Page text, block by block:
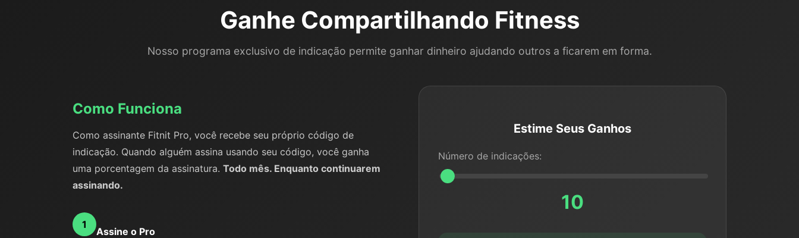
Ganhe Compartilhando Fitness
Nosso programa exclusivo de indicação permite ganhar dinheiro ajudando outros a ficarem em forma.
Como Funciona
Como assinante Fitnit Pro, você recebe seu próprio código de
indicação. Quando alguém assina usando seu código, você ganha
uma porcentagem da assinatura. Todo mês. Enquanto continuarem
assinando.
1
Assine o Pro
Estime Seus Ganhos
Número de indicações:
10